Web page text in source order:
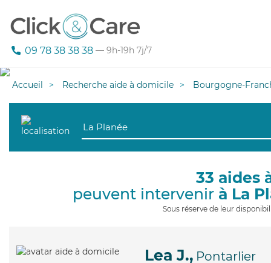
09 78 38 38 38 — 9h-19h 7j/7
Accueil Recherche aide à domicile Bourgogne-
33 aides
peuvent intervenir à La
Sous réserve de leur
Lea J., Pontarlier